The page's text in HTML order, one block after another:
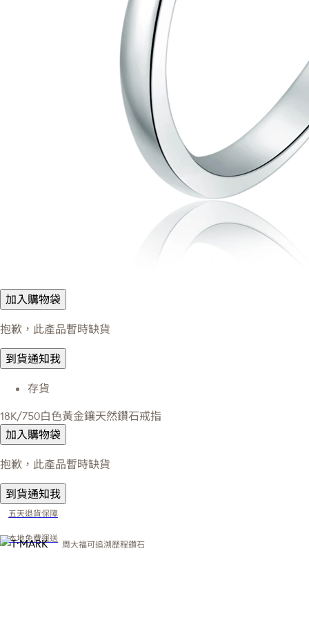
加入購物袋
抱歉，此產品暫時缺貨
到貨通知我
存貨
18K/750白色黃金鑲天然鑽石戒指
加入購物袋
抱歉，此產品暫時缺貨
到貨通知我
五天退貨保障
本地免費運送
周大福可追溯歷程鑽石